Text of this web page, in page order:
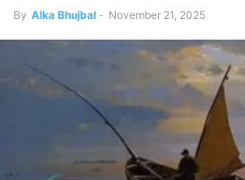
By Alka Bhujbal - November 21, 2025